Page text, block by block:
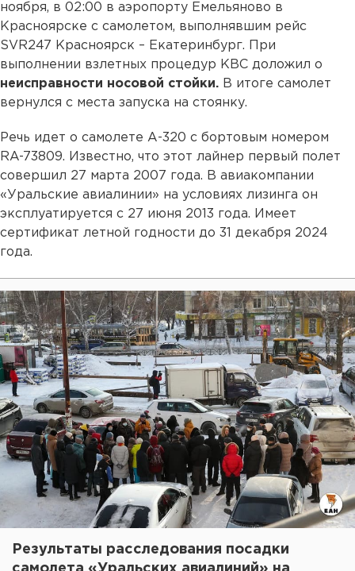
ноября, в 02:00 в аэропорту Емельяново в
Красноярске с самолетом, выполнявшим рейс
SVR247 Красноярск – Екатеринбург. При
выполнении взлетных процедур КВС доложил о
неисправности носовой стойки. В итоге самолет
вернулся с места запуска на стоянку.
Речь идет о самолете А-320 с бортовым номером
RA-73809. Известно, что этот лайнер первый полет
совершил 27 марта 2007 года. В авиакомпании
«Уральские авиалинии» на условиях лизинга он
эксплуатируется с 27 июня 2013 года. Имеет
сертификат летной годности до 31 декабря 2024
года.
Результаты расследования посадки